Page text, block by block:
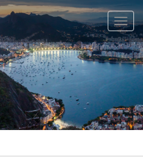
切
换
导
航